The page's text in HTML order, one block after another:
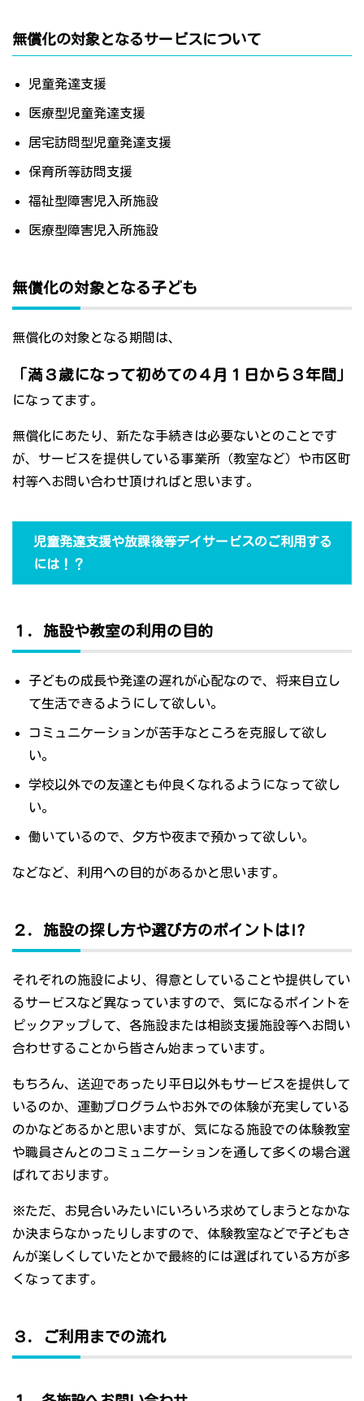
無償化の対象となるサービスについて
児童発達支援
医療型児童発達支援
居宅訪問型児童発達支援
保育所等訪問支援
福祉型障害児入所施設
医療型障害児入所施設
無償化の対象となる子ども
無償化の対象となる期間は、
「満３歳になって初めての４月１日から３年間」
になってます。
無償化にあたり、新たな手続きは必要ないとのことです
が、サービスを提供している事業所（教室など）や市区町
村等へお問い合わせ頂ければと思います。
児童発達支援や放課後等デイサービスのご利用する
には！？
１．施設や教室の利用の目的
子どもの成長や発達の遅れが心配なので、将来自立し
て生活できるようにして欲しい。
コミュニケーションが苦手なところを克服して欲し
い。
学校以外での友達とも仲良くなれるようになって欲し
い。
働いているので、夕方や夜まで預かって欲しい。
などなど、利用への目的があるかと思います。
２．施設の探し方や選び方のポイントは!?
それぞれの施設により、得意としていることや提供してい
るサービスなど異なっていますので、気になるポイントを
ピックアップして、各施設または相談支援施設等へお問い
合わせすることから皆さん始まっています。
もちろん、送迎であったり平日以外もサービスを提供して
いるのか、運動プログラムやお外での体験が充実している
のかなどあるかと思いますが、気になる施設での体験教室
や職員さんとのコミュニケーションを通して多くの場合選
ばれております。
※ただ、お見合いみたいにいろいろ求めてしまうとなかな
か決まらなかったりしますので、体験教室などで子どもさ
んが楽しくしていたとかで最終的には選ばれている方が多
くなってます。
３．ご利用までの流れ